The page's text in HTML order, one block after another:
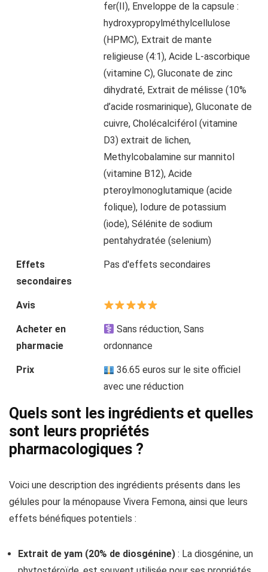
fer(II), Enveloppe de la capsule :
hydroxypropylméthylcellulose
(HPMC), Extrait de mante
religieuse (4:1), Acide L-ascorbique
(vitamine C), Gluconate de zinc
dihydraté, Extrait de mélisse (10%
d’acide rosmarinique), Gluconate de
cuivre, Cholécalciférol (vitamine
D3) extrait de lichen,
Methylcobalamine sur mannitol
(vitamine B12), Acide
pteroylmonoglutamique (acide
folique), Iodure de potassium
(iode), Sélénite de sodium
pentahydratée (selenium)
Effets
secondaires
Pas d'effets secondaires
Avis
Acheter en
pharmacie
Sans réduction, Sans
ordonnance
Prix
36.65 euros sur le site officiel
avec une réduction
Quels sont les ingrédients et quelles
sont leurs propriétés
pharmacologiques ?
Voici une description des ingrédients présents dans les
gélules pour la ménopause Vivera Femona, ainsi que leurs
effets bénéfiques potentiels :
Extrait de yam (20% de diosgénine) : La diosgénine, un